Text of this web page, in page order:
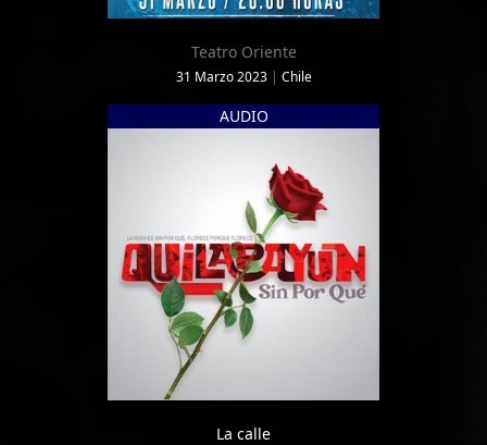
Teatro Oriente
31 Marzo 2023 | Chile
AUDIO
La calle